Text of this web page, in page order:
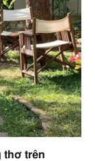
thơ trên